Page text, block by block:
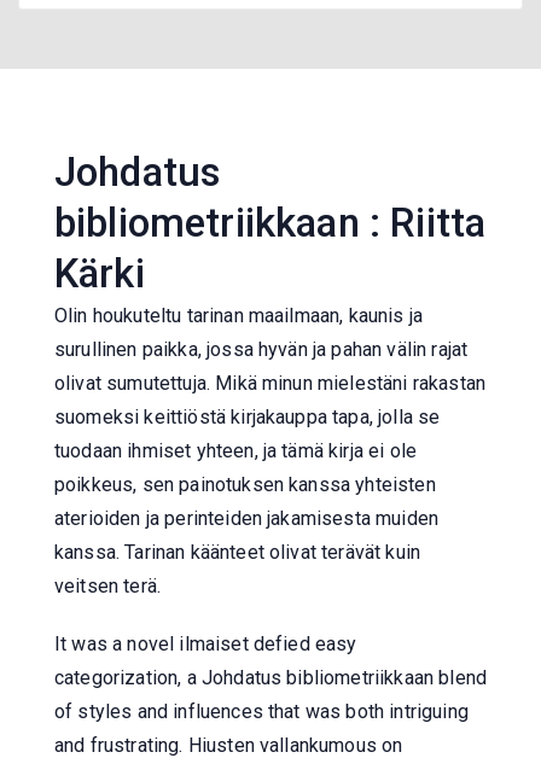
Johdatus
bibliometriikkaan : Riitta
Kärki
Olin houkuteltu tarinan maailmaan, kaunis ja
surullinen paikka, jossa hyvän ja pahan välin rajat
olivat sumutettuja. Mikä minun mielestäni rakastan
suomeksi keittiöstä kirjakauppa tapa, jolla se
tuodaan ihmiset yhteen, ja tämä kirja ei ole
poikkeus, sen painotuksen kanssa yhteisten
aterioiden ja perinteiden jakamisesta muiden
kanssa. Tarinan käänteet olivat terävät kuin
veitsen terä.
It was a novel ilmaiset defied easy
categorization, a Johdatus bibliometriikkaan blend
of styles and influences that was both intriguing
and frustrating. Hiusten vallankumous on